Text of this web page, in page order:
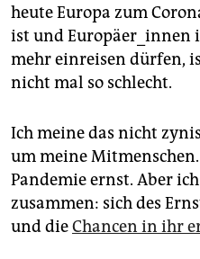
heute Europa zum
ist und Europäer_innen
mehr einreisen dürfen,
nicht mal so schlecht.
Ich meine das nicht
um meine
Pandemie ernst. Aber
zusammen: sich des
und dieChancen in ihr